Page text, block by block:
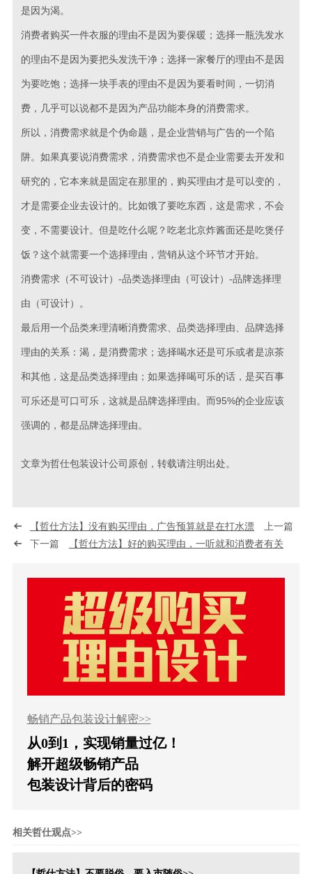
是因为渴。
消费者购买一件衣服的理由不是因为要保暖；选择一瓶洗发水
的理由不是因为要把头发洗干净；选择一家餐厅的理由不是因
为要吃饱；选择一块手表的理由不是因为要看时间，一切消
费，几乎可以说都不是因为产品功能本身的消费需求。
所以，消费需求就是个伪命题，是企业营销与广告的一个陷
阱。如果真要说消费需求，消费需求也不是企业需要去开发和
研究的，它本来就是固定在那里的，购买理由才是可以变的，
才是需要企业去设计的。比如饿了要吃东西，这是需求，不会
变，不需要设计。但是吃什么呢？吃老北京炸酱面还是吃煲仔
饭？这个就需要一个选择理由，营销从这个环节才开始。
消费需求（不可设计）-品类选择理由（可设计）-品牌选择理
由（可设计）。
最后用一个品类来理清晰消费需求、品类选择理由、品牌选择
理由的关系：渴，是消费需求；选择喝水还是可乐或者是凉茶
和其他，这是品类选择理由；如果选择喝可乐的话，是买百事
可乐还是可口可乐，这就是品牌选择理由。而95%的企业应该
强调的，都是品牌选择理由。
文章为哲仕包装设计公司原创，转载请注明出处。
【哲仕方法】没有购买理由，广告预算就是在打水漂上一篇
下一篇
【哲仕方法】好的购买理由，一听就和消费者有关
畅销产品包装设计解密>>
从0到1，实现销量过亿！
解开超级畅销产品
包装设计背后的密码
相关哲仕观点>>